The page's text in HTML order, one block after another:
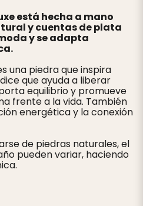
está hecha a mano
y cuentas de plata
y se adapta
una piedra que inspira
que ayuda a liberar
equilibrio y promueve
frente a la vida. También
energética y la conexión
de piedras naturales, el
pueden variar, haciendo